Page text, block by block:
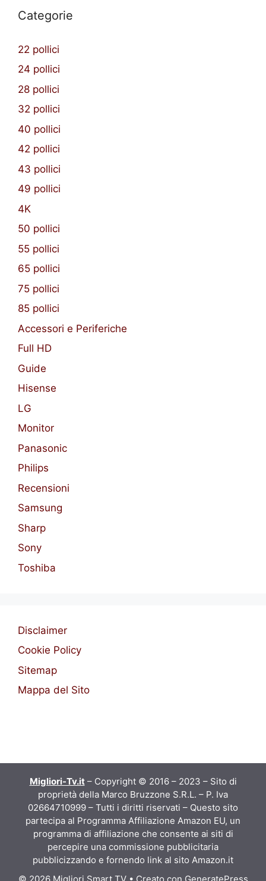
Categorie
22 pollici
24 pollici
28 pollici
32 pollici
40 pollici
42 pollici
43 pollici
49 pollici
4K
50 pollici
55 pollici
65 pollici
75 pollici
85 pollici
Accessori e Periferiche
Full HD
Guide
Hisense
LG
Monitor
Panasonic
Philips
Recensioni
Samsung
Sharp
Sony
Toshiba
Disclaimer
Cookie Policy
Sitemap
Mappa del Sito
Migliori-Tv.it– Copyright © 2016 – 2023 – Sito di
proprietà della Marco Bruzzone S.R.L. – P. Iva
02664710999 – Tutti i diritti riservati – Questo sito
partecipa al Programma Affiliazione Amazon EU, un
programma di affiliazione che consente ai siti di
percepire una commissione pubblicitaria
pubblicizzando e fornendo link al sito Amazon.it